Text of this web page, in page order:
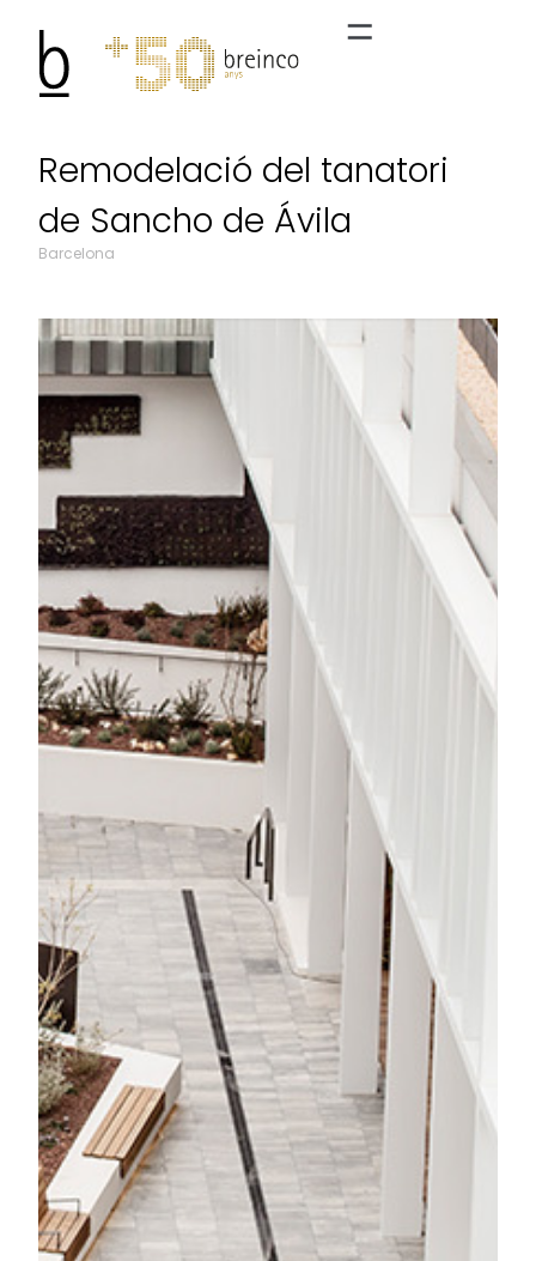
Remodelació del tanatori
de Sancho de Ávila
Barcelona